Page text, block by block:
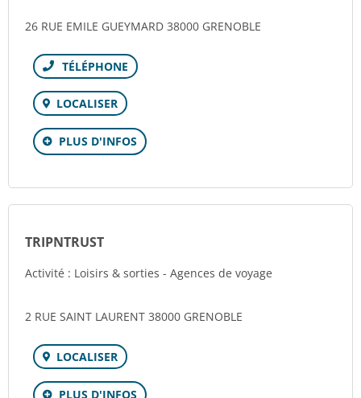
26 RUE EMILE GUEYMARD 38000 GRENOBLE
Téléphone
LOCALISER
PLUS D'INFOS
TRIPNTRUST
Activité : Loisirs & sorties - Agences de voyage
2 RUE SAINT LAURENT 38000 GRENOBLE
LOCALISER
PLUS D'INFOS